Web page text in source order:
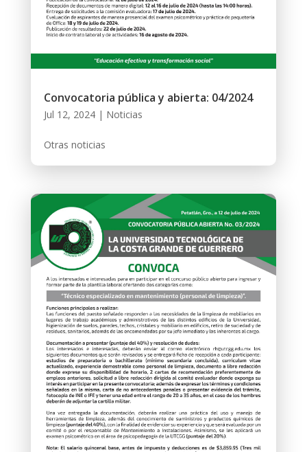
Convocatoria pública y abierta: 04/2024
Jul 12, 2024| Noticias
Otras noticias